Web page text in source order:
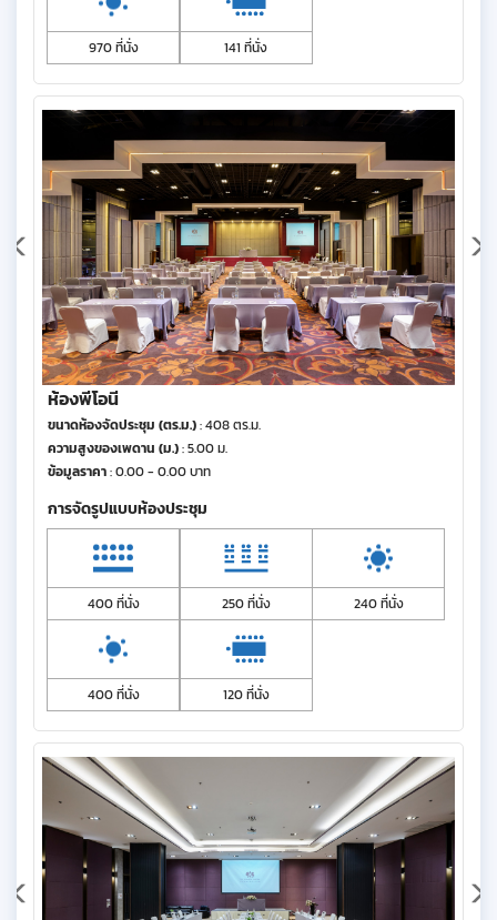
970 ที่นั่ง 141 ที่นั่ง
ห้องพีโอนี
ขนาดห้องจัดประชุม (ตร.ม.): 408 ตร.ม.
ความสูงของเพดาน (ม.): 5.00 ม.
ข้อมูลราคา: 0.00 - 0.00 บาท
การจัดรูปแบบห้องประชุม
400 ที่นั่ง 250 ที่นั่ง 240 ที่นั่ง
400 ที่นั่ง 120 ที่นั่ง